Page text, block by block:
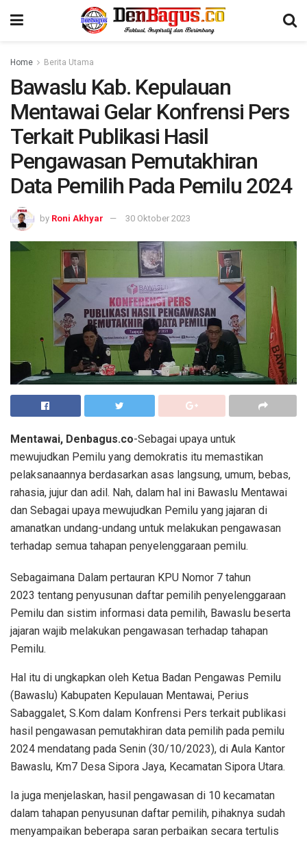
Home Berita Utama
Bawaslu Kab. Kepulauan
Mentawai Gelar Konfrensi Pers
Terkait Publikasi Hasil
Pengawasan Pemutakhiran
Data Pemilih Pada Pemilu 2024
by Roni Akhyar 30 Oktober 2023
Mentawai, Denbagus.co-Sebagai upaya untuk
mewujudkan Pemilu yang demokratis itu memastikan
pelaksanaannya berdasarkan asas langsung, umum, bebas,
rahasia, jujur dan adil. Nah, dalam hal ini Bawaslu Mentawai
dan Sebagai upaya mewujudkan Pemilu yang jajaran di
amanatkan undang-undang untuk melakukan pengawasan
terhadap semua tahapan penyelenggaraan pemilu.
Sebagaimana Dalam pertauran KPU Nomor 7 tahun
2023 tentang penyusunan daftar pemilih penyelenggaraan
Pemilu dan sistim informasi data pemilih, Bawaslu beserta
jajaran wajib melakukan pengawasan terhadap tahapan
Pemilu.
Hal itu di ungkapkan oleh Ketua Badan Pengawas Pemilu
(Bawaslu) Kabupaten Kepulauan Mentawai, Perius
Sabaggalet, S.Kom dalam Konfrensi Pers terkait publikasi
hasil pengawasan pemutakhiran data pemilih pada pemilu
2024 mendatang pada Senin (30/10/2023), di Aula Kantor
Bawaslu, Km7 Desa Sipora Jaya, Kecamatan Sipora Utara.
Ia juga menjelaskan, hasil pengawasan di 10 kecamatan
dalam tahapan penyusunan daftar pemilih, pihaknya sudah
menyampaikan beberapa saran perbaikan secara tertulis